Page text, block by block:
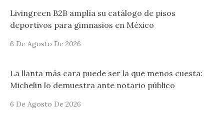
Livingreen B2B amplía su catálogo de pisos
deportivos para gimnasios en México
6 De Agosto De 2026
La llanta más cara puede ser la que menos cuesta:
Michelin lo demuestra ante notario público
6 De Agosto De 2026